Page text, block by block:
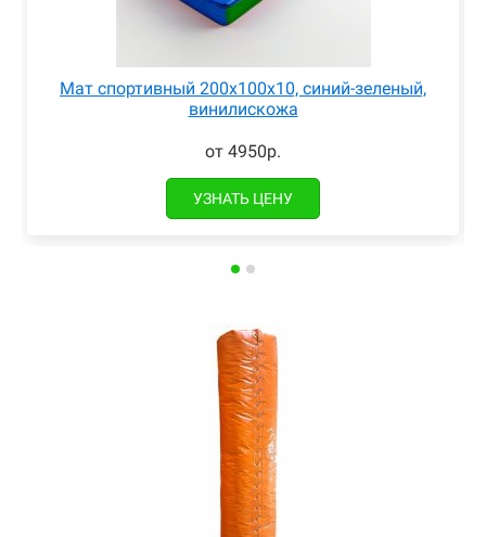
Мат спортивный 200x100x10, синий-зеленый,
винилискожа
от 4950р.
УЗНАТЬ ЦЕНУ